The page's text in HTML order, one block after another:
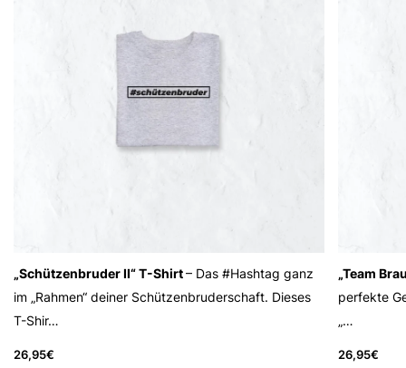
„Schützenbruder II“ T-Shirt– Das #Hashtag ganz
im „Rahmen“ deiner Schützenbruderschaft. Dieses
T-Shir…
26,95€
„Team
perfekte
„…
26,95€